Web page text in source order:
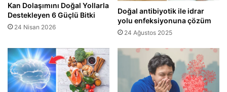
Kan Dolaşımını Doğal Yollarla
Destekleyen 6 Güçlü Bitki
24 Nisan 2026
Doğal antibiyotik ile idrar
yolu enfeksiyonuna çözüm
24 Ağustos 2025